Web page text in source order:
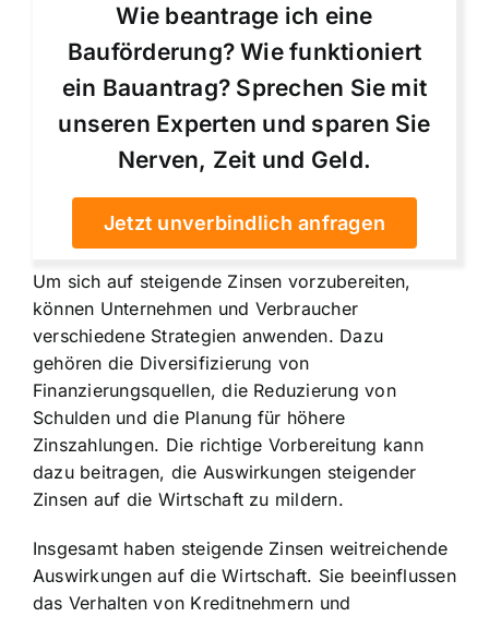
Wie beantrage ich eine
Bauförderung? Wie funktioniert
ein Bauantrag? Sprechen Sie mit
unseren Experten und sparen Sie
Nerven, Zeit und Geld.
Jetzt unverbindlich anfragen
Um sich auf steigende Zinsen vorzubereiten,
können Unternehmen und Verbraucher
verschiedene Strategien anwenden. Dazu
gehören die Diversifizierung von
Finanzierungsquellen, die Reduzierung von
Schulden und die Planung für höhere
Zinszahlungen. Die richtige Vorbereitung kann
dazu beitragen, die Auswirkungen steigender
Zinsen auf die Wirtschaft zu mildern.
Insgesamt haben steigende Zinsen weitreichende
Auswirkungen auf die Wirtschaft. Sie beeinflussen
das Verhalten von Kreditnehmern und